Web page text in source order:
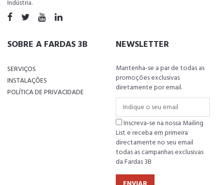
Indústria.
SOBRE A FARDAS 3B
SERVIÇOS
INSTALAÇÕES
POLÍTICA DE PRIVACIDADE
NEWSLETTER
Mantenha-se a par de todas as
promoções exclusivas
diretamente por email.
Inscreva-se na nossa Mailing
List e receba em primeira
directamente no seu email
todas as campanhas exclusivas
da Fardas 3B